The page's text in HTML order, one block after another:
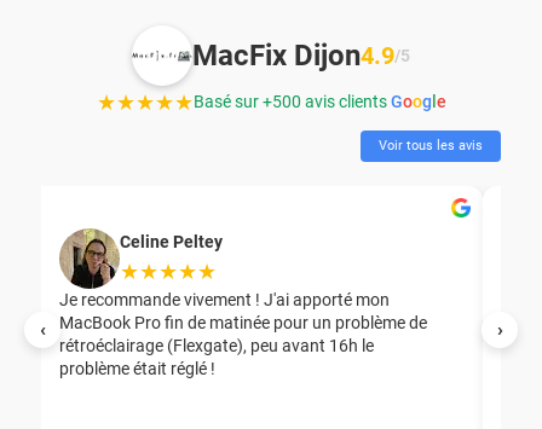
‹ ›
MacFix Dijon4.9/5
★★★★★Basé sur +500 avis clientsGoog e
Voir tous les avis
Celine Peltey
★★★★★
Je recommande vivement ! J'ai apporté mon
MacBook Pro fin de matinée pour un problème de
rétroéclairage (Flexgate), peu avant 16h le
problème était réglé !